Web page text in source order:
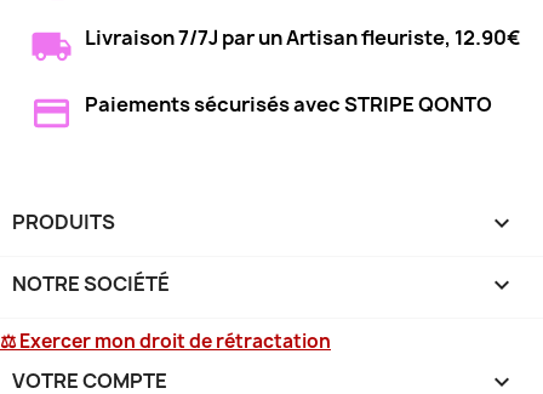
Livraison 7/7J par un Artisan fleuriste, 12.90€
Paiements sécurisés avec STRIPE QONTO
PRODUITS 
NOTRE SOCIÉTÉ 
⚖ Exercer mon droit de rétractation
VOTRE COMPTE 